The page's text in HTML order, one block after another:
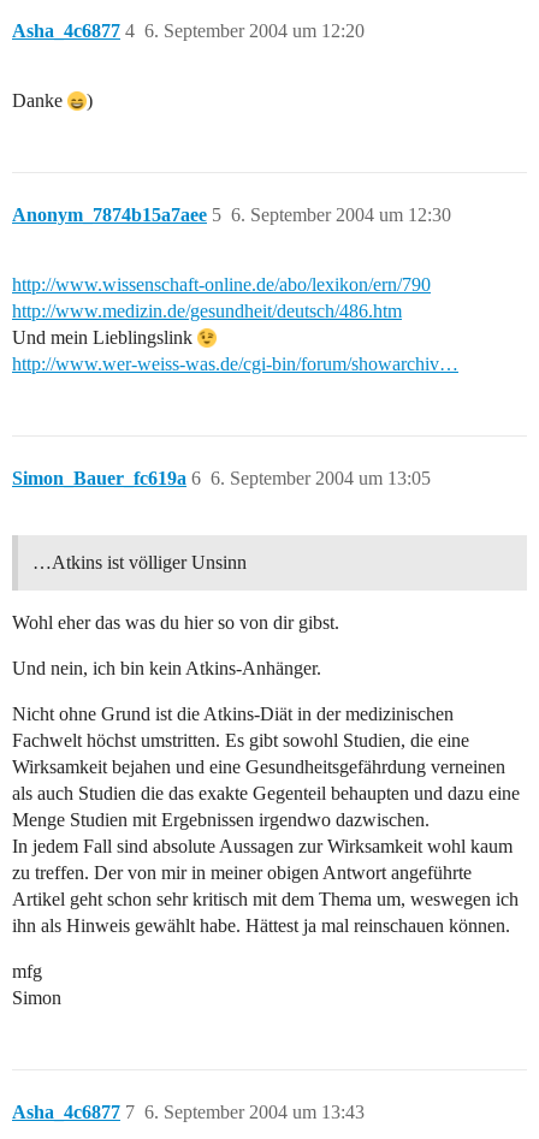
Asha_4c6877 6. September 2004 um 12:20
4
Danke )
Anonym_7874b15a7aee 6. September 2004 um 12:30
5
http://www.wissenschaft-online.de/abo/lexikon/ern/790
http://www.medizin.de/gesundheit/deutsch/486.htm
Und mein Lieblingslink
http://www.wer-weiss-was.de/cgi-bin/forum/showarchiv…
Simon_Bauer_fc619a 6. September 2004 um 13:05
6
…Atkins ist völliger Unsinn
Wohl eher das was du hier so von dir gibst.
Und nein, ich bin kein Atkins-Anhänger.
Nicht ohne Grund ist die Atkins-Diät in der medizinischen
Fachwelt höchst umstritten. Es gibt sowohl Studien, die eine
Wirksamkeit bejahen und eine Gesundheitsgefährdung verneinen
als auch Studien die das exakte Gegenteil behaupten und dazu eine
Menge Studien mit Ergebnissen irgendwo dazwischen.
In jedem Fall sind absolute Aussagen zur Wirksamkeit wohl kaum
zu treffen. Der von mir in meiner obigen Antwort angeführte
Artikel geht schon sehr kritisch mit dem Thema um, weswegen ich
ihn als Hinweis gewählt habe. Hättest ja mal reinschauen können.
mfg
Simon
Asha_4c6877 6. September 2004 um 13:43
7